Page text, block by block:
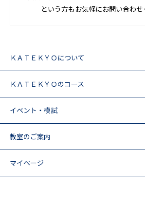
という方もお気軽にお問い合わせ
ＫＡＴＥＫＹＯについて
ＫＡＴＥＫＹＯのコース
イベント・模試
教室のご案内
マイページ